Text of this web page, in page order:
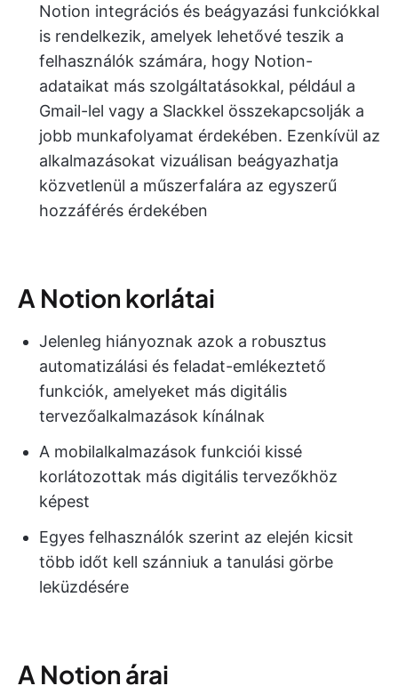
Notion integrációs és beágyazási funkciókkal
is rendelkezik, amelyek lehetővé teszik a
felhasználók számára, hogy Notion-
adataikat más szolgáltatásokkal, például a
Gmail-lel vagy a Slackkel összekapcsolják a
jobb munkafolyamat érdekében. Ezenkívül az
alkalmazásokat vizuálisan beágyazhatja
közvetlenül a műszerfalára az egyszerű
hozzáférés érdekében
A Notion korlátai
Jelenleg hiányoznak azok a robusztus
automatizálási és feladat-emlékeztető
funkciók, amelyeket más digitális
tervezőalkalmazások kínálnak
A mobilalkalmazások funkciói kissé
korlátozottak más digitális tervezőkhöz
képest
Egyes felhasználók szerint az elején kicsit
több időt kell szánniuk a tanulási görbe
leküzdésére
A Notion árai